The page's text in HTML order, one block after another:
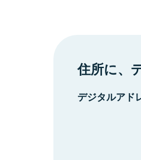
住所に、
デジタルアド